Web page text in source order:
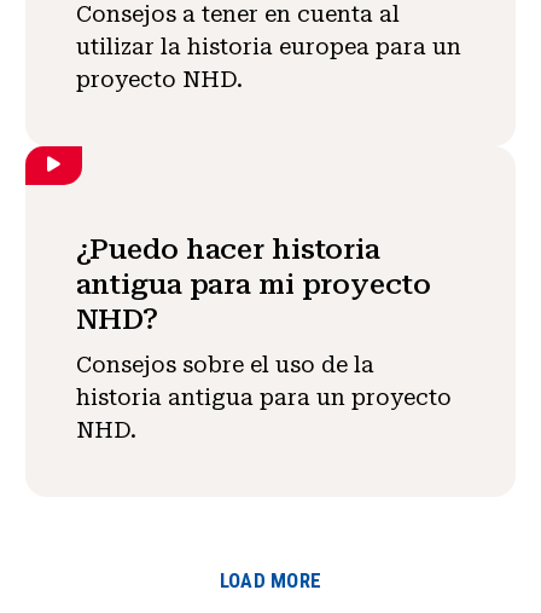
Consejos a tener en cuenta al
utilizar la historia europea para un
proyecto NHD.
¿Puedo hacer historia
antigua para mi proyecto
NHD?
Consejos sobre el uso de la
historia antigua para un proyecto
NHD.
LOAD MORE